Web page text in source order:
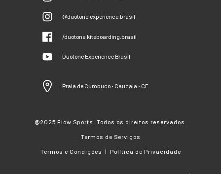
@duotone.experience.brasil
/duotone.kiteboarding.brasil
Duotone Experience Brasil
Praia de Cumbuco • Caucaia • CE
@2025 Flow Sports. Todos os direitos reservados.
Termos de Serviços
Termos e Condições | Política de Privacidade